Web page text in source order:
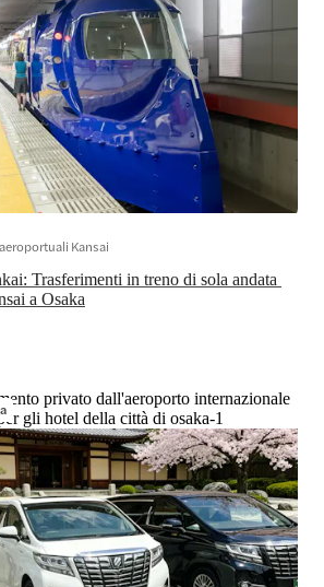
Trasferimenti in treno di sola andata
a Osaka
Kansai
privato dall'aeroporto internazionale
gli hotel della città di osaka-1